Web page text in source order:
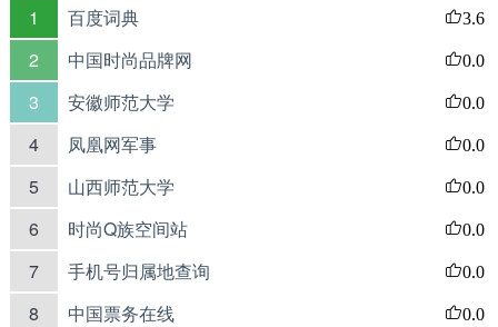
1 百度词典 3.6
2 中国时尚品牌网 0.0
3 安徽师范大学 0.0
4 凤凰网军事 0.0
5 山西师范大学 0.0
6 时尚Q族空间站 0.0
7 手机号归属地查询 0.0
8 中国票务在线 0.0